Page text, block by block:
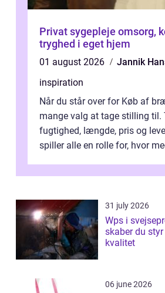
Privat sygepleje omsorg, kontinuitet og
tryghed i eget hjem
01 august 2026
Jannik
inspiration
Når du står over for Køb af
mange valg at tage stilling til.
fugtighed, længde, pris og
spiller alle en rolle for, hvor
31 july 2026
Wps i
skaber du
kvalitet
06 june 2026